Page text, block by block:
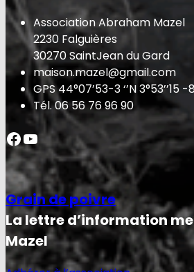
Association Abraham Mazel
2230 Falguières
30270 SaintJean du Gard
maison.mazel@gmail.com
GPS 44°07’53-3 ‘’N 3°53’’15 -
Tél. 06 56 76 96 90
Facebook YouTube
Grain de poivre
La lettre d’information
Mazel